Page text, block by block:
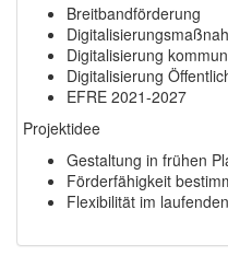
Breitbandförderung
Digitalisierung
Digitalisierung
EFRE 2021-2027
Projektidee
Gestaltung in frühen
Förderfähigkeit
Flexibilität im